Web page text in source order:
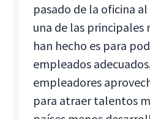
pasado de la oficina
una de las principales
han hecho es para
empleados
empleadores
para atraer talentos